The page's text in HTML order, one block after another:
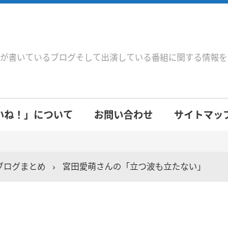
いているブログそして出演している番組に関する情報
ね！」について お問い合わせ サイトマッ
ログまとめ › 宮田愛萌さんの「立つ波も立たない」